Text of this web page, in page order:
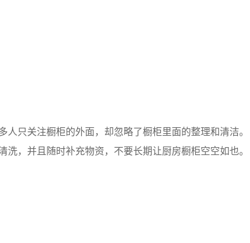
只关注橱柜的外面，却忽略了橱柜里面的整理和清洁。
，并且随时补充物资，不要长期让厨房橱柜空空如也。